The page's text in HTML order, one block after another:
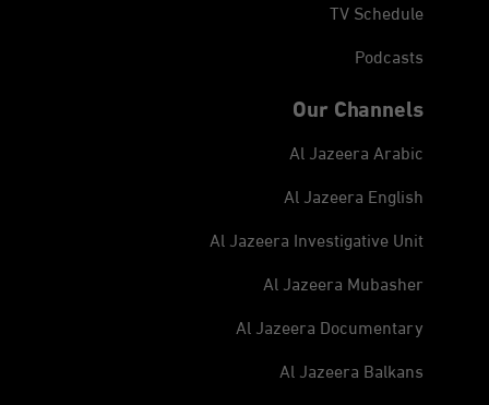
TV Schedule
Podcasts
Our Channels
Al Jazeera Arabic
Al Jazeera English
Al Jazeera Investigative Unit
Al Jazeera Mubasher
Al Jazeera Documentary
Al Jazeera Balkans